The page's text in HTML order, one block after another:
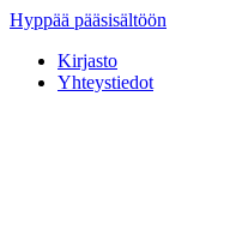
Hyppää pääsisältöön
Kirjasto
Yhteystiedot